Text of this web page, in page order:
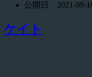
公開日 2021-09-
ケイト